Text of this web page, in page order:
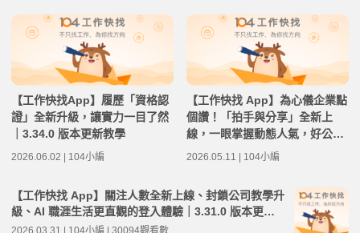
【工作快找App】履歷「資格認
證」全新升級，讓實力一目了然
｜3.34.0 版本更新教學
2026.06.02 | 104小編
【工作快找 App】為心儀企業點
個讚！「拍手與分享」全新上
線，一眼掌握動態人氣，好公司
實力看得見｜3.33.0 版本更新教
2026.05.11 | 104小編
【工作快找 App】關注人數全新上線、封鎖公司教學升
級、AI 職涯生活更直觀的登入體驗｜3.31.0 版本更新
教學
2026.03.31 | 104小編 | 30094觀看數